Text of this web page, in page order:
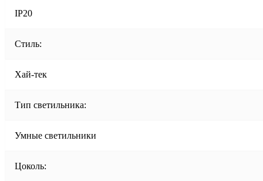
IP20
Стиль:
Хай-тек
Тип светильника:
Умные светильники
Цоколь: